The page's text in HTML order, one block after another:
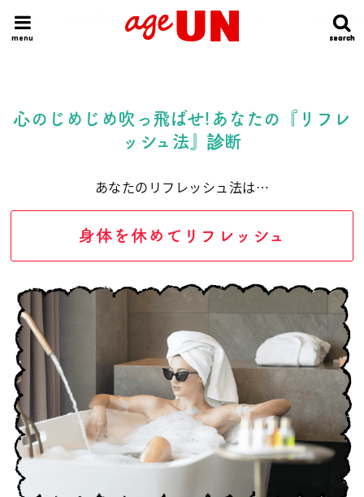
search
search
menu
HOME 今日の運勢ランキング 明日の運勢ランキング 今週の運勢
心のじめじめ吹っ飛ばせ!あなたの『リフレ
ッシュ法』診断
あなたのリフレッシュ法は…
身体を休めてリフレッシュ